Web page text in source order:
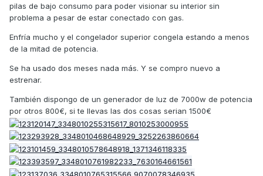
pilas de bajo consumo para poder visionar su interior sin
problema a pesar de estar conectado con gas.
Enfría mucho y el congelador superior congela estando a menos
de la mitad de potencia.
Se ha usado dos meses nada más. Y se compro nuevo a
estrenar.
También dispongo de un generador de luz de 7000w de potencia
por otros 800€, si te llevas las dos cosas serian 1500€